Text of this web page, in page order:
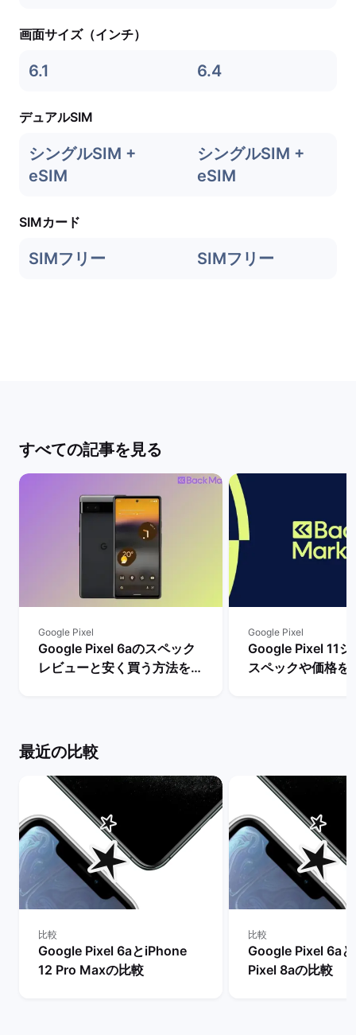
画面サイズ（インチ）
6.1 6.4
デュアルSIM
シングルSIM +
eSIM
シングルSIM +
eSIM
SIMカード
SIMフリー SIMフリー
すべての記事を見る
Google Pixel
Google Pixel 6aのスペック
レビューと安く買う方法を解
Google Pixel
Google Pixel 11シ
スペックや価格を
最近の比較
比較
Google Pixel 6aとiPhone
12 Pro Maxの比較
比較
Google Pixel 6a
Pixel 8aの比較